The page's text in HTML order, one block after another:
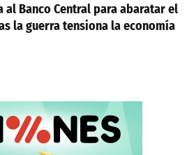
al Banco Central para abaratar el
la guerra tensiona la economía